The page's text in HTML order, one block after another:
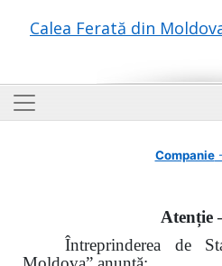
Calea Ferată din
Companie-
Atenție
Întreprinderea de